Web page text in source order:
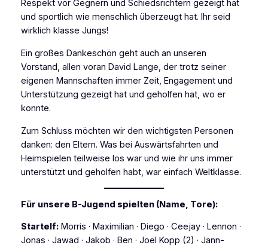
Respekt vor Gegnern und Schiedsrichtern gezeigt hat
und sportlich wie menschlich überzeugt hat. Ihr seid
wirklich klasse Jungs!
Ein großes Dankeschön geht auch an unseren
Vorstand, allen voran David Lange, der trotz seiner
eigenen Mannschaften immer Zeit, Engagement und
Unterstützung gezeigt hat und geholfen hat, wo er
konnte.
Zum Schluss möchten wir den wichtigsten Personen
danken: den Eltern. Was bei Auswärtsfahrten und
Heimspielen teilweise los war und wie ihr uns immer
unterstützt und geholfen habt, war einfach Weltklasse.
Für unsere B-Jugend spielten (Name, Tore):
Startelf:Morris · Maximilian · Diego · Ceejay · Lennon ·
Jonas · Jawad · Jakob · Ben · Joel Kopp (2) · Jann-